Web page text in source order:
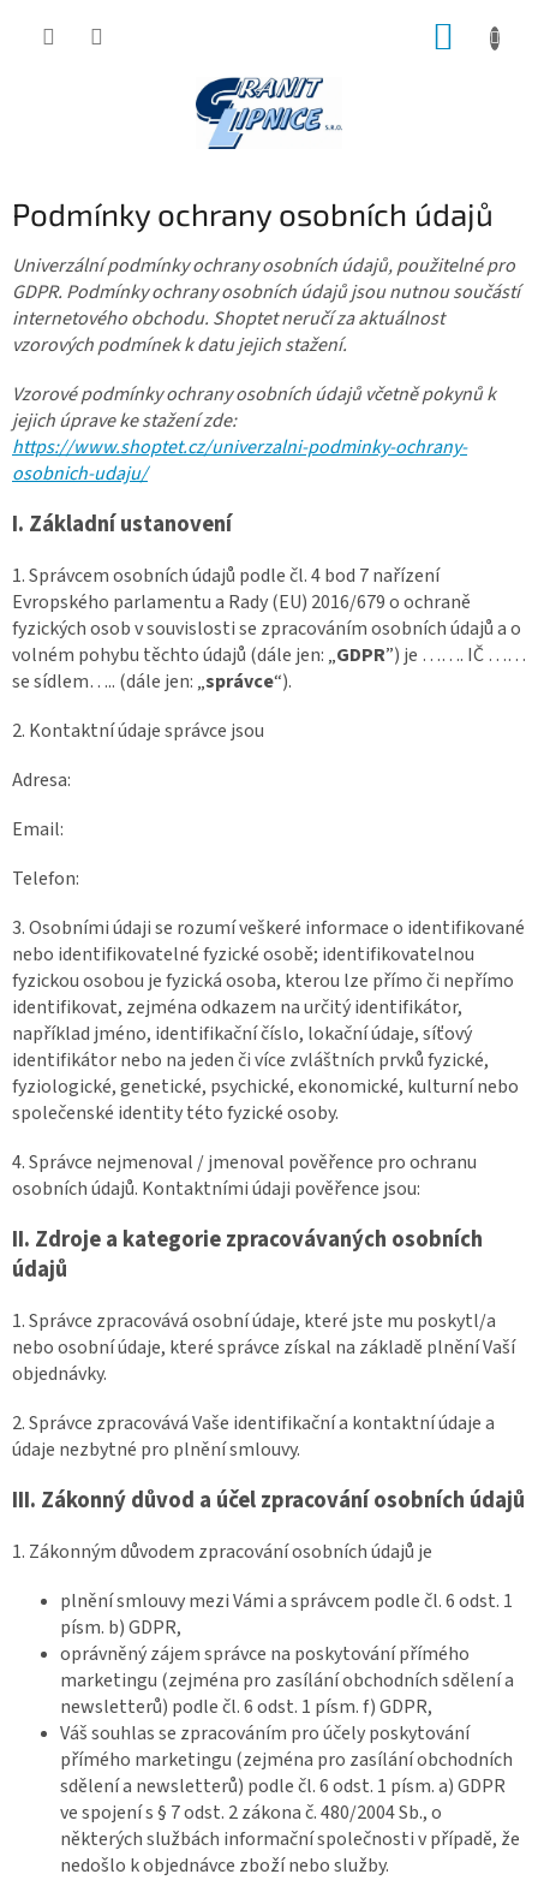
Podmínky ochrany osobních údajů
Univerzální podmínky ochrany osobních údajů, použitelné pro
GDPR. Podmínky ochrany osobních údajů jsou nutnou součástí
internetového obchodu. Shoptet neručí za aktuálnost
vzorových podmínek k datu jejich stažení.
Vzorové podmínky ochrany osobních údajů včetně pokynů k
jejich úprave ke stažení zde:
https://www.shoptet.cz/univerzalni-podminky-ochrany-
osobnich-udaju/
I. Základní ustanovení
1. Správcem osobních údajů podle čl. 4 bod 7 nařízení
Evropského parlamentu a Rady (EU) 2016/679 o ochraně
fyzických osob v souvislosti se zpracováním osobních údajů a o
volném pohybu těchto údajů (dále jen: „GDPR”) je ……. IČ ……
se sídlem….. (dále jen: „správce“).
2. Kontaktní údaje správce jsou
Adresa:
Email:
Telefon:
3. Osobními údaji se rozumí veškeré informace o identifikované
nebo identifikovatelné fyzické osobě; identifikovatelnou
fyzickou osobou je fyzická osoba, kterou lze přímo či nepřímo
identifikovat, zejména odkazem na určitý identifikátor,
například jméno, identifikační číslo, lokační údaje, síťový
identifikátor nebo na jeden či více zvláštních prvků fyzické,
fyziologické, genetické, psychické, ekonomické, kulturní nebo
společenské identity této fyzické osoby.
4. Správce nejmenoval / jmenoval pověřence pro ochranu
osobních údajů. Kontaktními údaji pověřence jsou:
II. Zdroje a kategorie zpracovávaných osobních
údajů
1. Správce zpracovává osobní údaje, které jste mu poskytl/a
nebo osobní údaje, které správce získal na základě plnění Vaší
objednávky.
2. Správce zpracovává Vaše identifikační a kontaktní údaje a
údaje nezbytné pro plnění smlouvy.
III. Zákonný důvod a účel zpracování osobních údajů
1. Zákonným důvodem zpracování osobních údajů je
plnění smlouvy mezi Vámi a správcem podle čl. 6 odst. 1
písm. b) GDPR,
oprávněný zájem správce na poskytování přímého
marketingu (zejména pro zasílání obchodních sdělení a
newsletterů) podle čl. 6 odst. 1 písm. f) GDPR,
Váš souhlas se zpracováním pro účely poskytování
přímého marketingu (zejména pro zasílání obchodních
sdělení a newsletterů) podle čl. 6 odst. 1 písm. a) GDPR
ve spojení s § 7 odst. 2 zákona č. 480/2004 Sb., o
některých službách informační společnosti v případě, že
nedošlo k objednávce zboží nebo služby.